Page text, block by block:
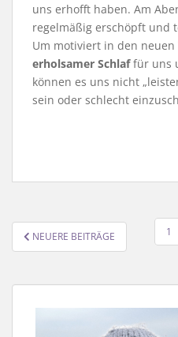
uns erhofft haben. Am
regelmäßig erschöpft und
Um motiviert in den
erholsamer Schlaffür uns
können es uns nicht
sein oder schlecht
DER
NEUERE BEITRÄGE 1